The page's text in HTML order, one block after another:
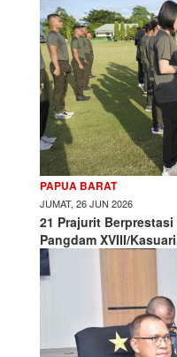
PAPUA BARAT
JUMAT, 26 JUN 2026
21 Prajurit
Pangdam XVIII/